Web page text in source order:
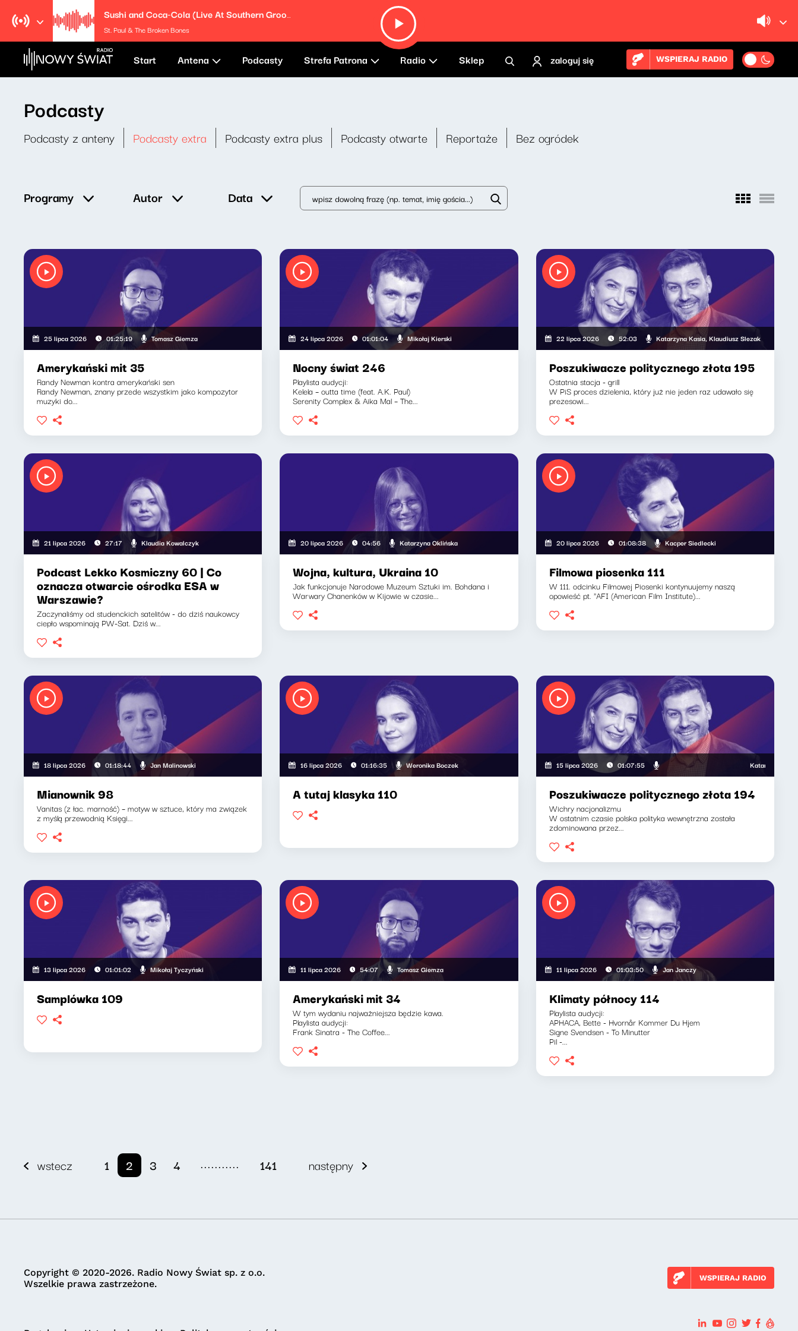
Sushi and Coca-Cola (Live At Southern Grooves)
St. Paul & The Broken Bones
Start Antena Podcasty Strefa Patrona Radio Sklep zaloguj się WSPIERAJ RADIO
Podcasty
Podcasty z anteny Podcasty extra Podcasty extra plus Podcasty otwarte Reportaże Bez ogródek
Programy Autor Data
25 lipca 2026 01:25:19 Tomasz Giemza
Amerykański mit 35
Randy Newman kontra amerykański sen
Randy Newman, znany przede wszystkim jako kompozytor
muzyki do...
24 lipca 2026 01:01:04 Mikołaj Kierski
Nocny świat 246
Playlista audycji:
Kelela – outta time (feat. A.K. Paul)
Serenity Complex & Aika Mal – The...
22 lipca 2026 52:03 Katarzyna Kasia, Klaudiusz Slezak
Poszukiwacze politycznego złota 195
Ostatnia stacja - grill
W PiS proces dzielenia, który już nie jeden raz udawało się
prezesowi...
21 lipca 2026 27:17 Klaudia Kowalczyk
Podcast Lekko Kosmiczny 60 | Co
oznacza otwarcie ośrodka ESA w
Warszawie?
Zaczynaliśmy od studenckich satelitów - do dziś naukowcy
ciepło wspominają PW-Sat. Dziś w...
20 lipca 2026 04:56 Katarzyna Oklińska
Wojna, kultura, Ukraina 10
Jak funkcjonuje Narodowe Muzeum Sztuki im. Bohdana i
Warwary Chanenków w Kijowie w czasie...
20 lipca 2026 01:08:38 Kacper Siedlecki
Filmowa piosenka 111
W 111. odcinku Filmowej Piosenki kontynuujemy naszą
opowieść pt. "AFI (American Film Institute)...
18 lipca 2026 01:18:44 Jan Malinowski
Mianownik 98
Vanitas (z łac. marność) – motyw w sztuce, który ma związek
z myślą przewodnią Księgi...
16 lipca 2026 01:16:35 Weronika Boczek
A tutaj klasyka 110
15 lipca 2026 01:07:55 Katarzyna
Poszukiwacze politycznego złota 194
Wichry nacjonalizmu
W ostatnim czasie polska polityka wewnętrzna została
zdominowana przez...
13 lipca 2026 01:01:02 Mikołaj Tyczyński
Samplówka 109
11 lipca 2026 54:07 Tomasz Giemza
Amerykański mit 34
W tym wydaniu najważniejsza będzie kawa.
Playlista audycji:
Frank Sinatra - The Coffee...
11 lipca 2026 01:03:50 Jan Janczy
Klimaty północy 114
Playlista audycji:
APHACA, Bette - Hvornår Kommer Du Hjem
Signe Svendsen - To Minutter
Pil -...
wstecz 1 2 3 4 ........... 141 następny
Copyright © 2020-2026. Radio Nowy Świat sp. z o.o.
Wszelkie prawa zastrzeżone.
WSPIERAJ RADIO